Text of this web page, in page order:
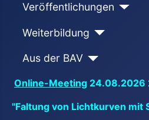
Veröffentlichungen
Weiterbildung
Aus der BAV
Online-Meeting 24.08.2026
"Faltung von Lichtkurven mit